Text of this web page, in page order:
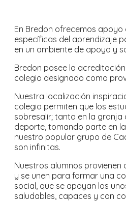
En Bredon ofrecemos
específicas del aprendizaje
en un ambiente de apoyo y
Bredon posee la
colegio designado como
Nuestra localización
colegio permiten que los
sobresalir; tanto en la granja
deporte, tomando parte en
nuestro popular grupo de
son infinitas.
Nuestros alumnos provienen
y se unen para formar una
social, que se apoyan los
saludables, capaces y con